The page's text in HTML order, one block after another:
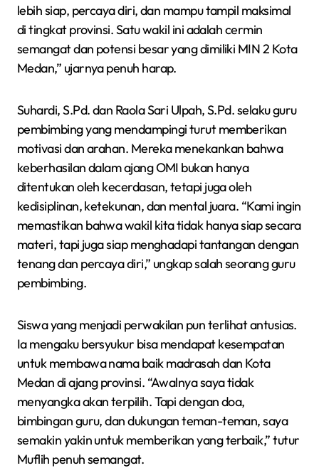
lebih siap, percaya diri, dan mampu tampil maksimal
di tingkat provinsi. Satu wakil ini adalah cermin
semangat dan potensi besar yang dimiliki MIN 2 Kota
Medan,” ujarnya penuh harap.
Suhardi, S.Pd. dan Raola Sari Ulpah, S.Pd. selaku guru
pembimbing yang mendampingi turut memberikan
motivasi dan arahan. Mereka menekankan bahwa
keberhasilan dalam ajang OMI bukan hanya
ditentukan oleh kecerdasan, tetapi juga oleh
kedisiplinan, ketekunan, dan mental juara. “Kami ingin
memastikan bahwa wakil kita tidak hanya siap secara
materi, tapi juga siap menghadapi tantangan dengan
tenang dan percaya diri,” ungkap salah seorang guru
pembimbing.
Siswa yang menjadi perwakilan pun terlihat antusias.
Ia mengaku bersyukur bisa mendapat kesempatan
untuk membawa nama baik madrasah dan Kota
Medan di ajang provinsi. “Awalnya saya tidak
menyangka akan terpilih. Tapi dengan doa,
bimbingan guru, dan dukungan teman-teman, saya
semakin yakin untuk memberikan yang terbaik,” tutur
Muflih penuh semangat.